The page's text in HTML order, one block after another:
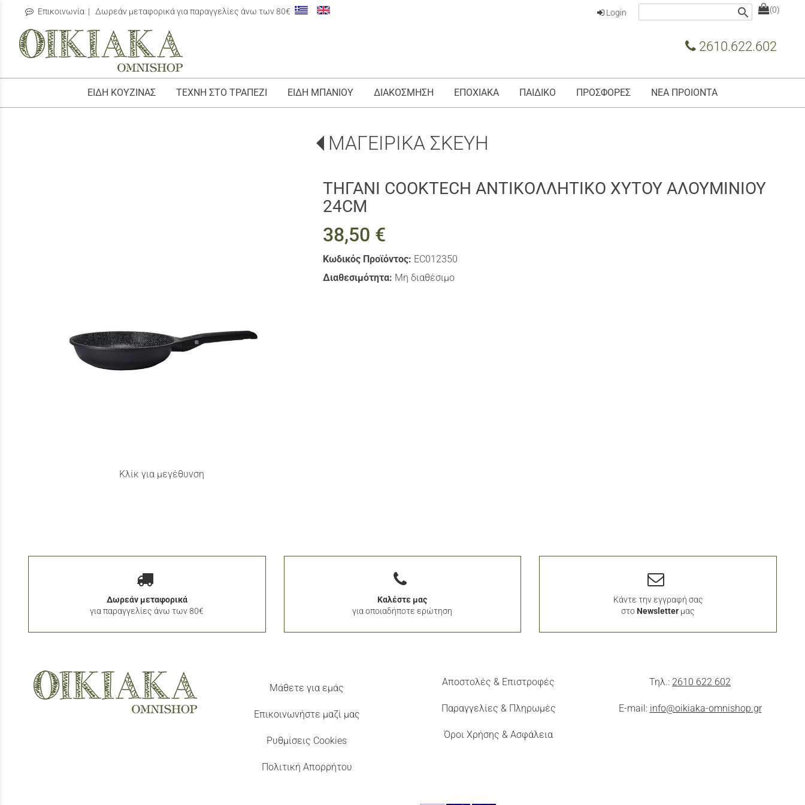
Επικοινωνία | Δωρεάν μεταφορικά για παραγγελίες άνω των 80€ (0)
search
Login
2610.622.602
/
ΕΙΔΗ ΚΟΥΖΙΝΑΣ ΤΕΧΝΗ ΣΤΟ ΤΡΑΠΕΖΙ ΕΙΔΗ ΜΠΑΝΙΟΥ ΔΙΑΚΟΣΜΗΣΗ ΕΠΟΧΙΑΚΑ ΠΑΙΔΙΚΟ ΠΡΟΣΦΟΡΕΣ ΝΕΑ ΠΡΟΙΟΝΤΑ
ΜΑΓΕΙΡΙΚΑ ΣΚΕΥΗ
Κλίκ για μεγέθυνση
ΤΗΓΑΝΙ COOKTECH ΑΝΤΙΚΟΛΛΗΤΙΚΟ ΧΥΤΟΥ ΑΛΟΥΜΙΝΙΟΥ
24CM
38,50 €
Κωδικός Προϊόντος: EC012350
Διαθεσιμότητα: Μη διαθέσιμο
Δωρεάν μεταφορικά
για παραγγελίες άνω των 80€
Καλέστε μας
για οποιαδήποτε ερώτηση
Κάντε την εγγραφή σας
στο Newsletter μας
Μάθετε για εμάς
Επικοινωνήστε μαζί μας
Ρυθμίσεις Cookies
Πολιτική Απορρήτου
Αποστολές & Επιστροφές
Παραγγελίες & Πληρωμές
Όροι Χρήσης & Ασφάλεια
Τηλ.: 2610 622 602
E-mail: info@oikiaka-omnishop.gr